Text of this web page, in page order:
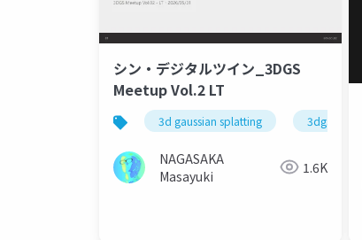
シン・デジタルツイン_3DGS
Meetup Vol.2 LT
3d gaussian splatting 3dgsmeetup
NAGASAKA
Masayuki
1.6K